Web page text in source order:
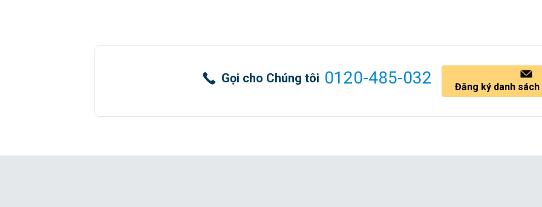
Gọi cho Chúng tôi 0120-485-032 Đăng ký danh